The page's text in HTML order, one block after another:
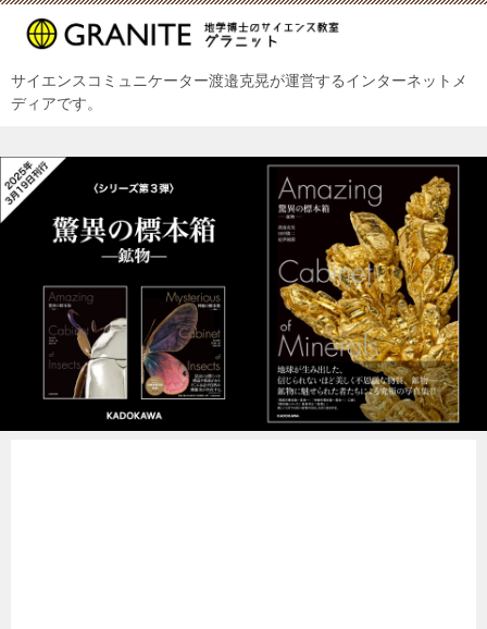
サイエンスコミュニケーター渡邉克晃が運営するインターネットメ
ディアです。